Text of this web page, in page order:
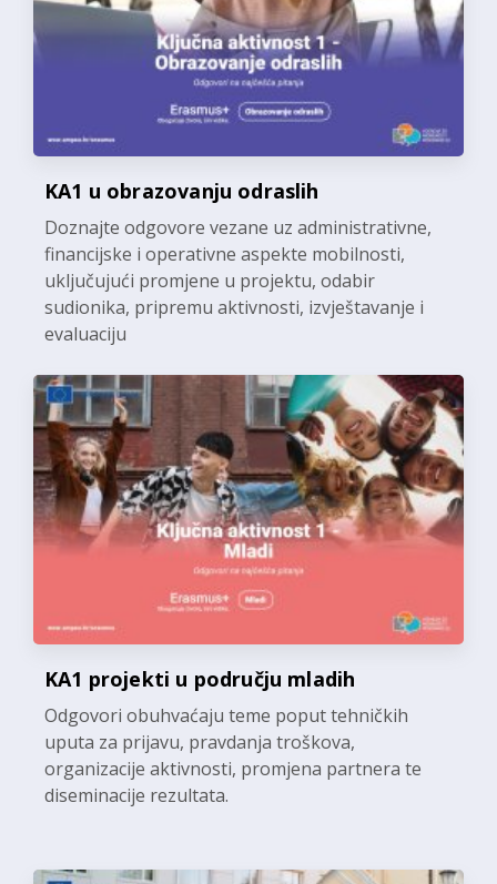
KA1 u obrazovanju odraslih
Doznajte odgovore vezane uz administrativne,
financijske i operativne aspekte mobilnosti,
uključujući promjene u projektu, odabir
sudionika, pripremu aktivnosti, izvještavanje i
evaluaciju
KA1 projekti u području mladih
Odgovori obuhvaćaju teme poput tehničkih
uputa za prijavu, pravdanja troškova,
organizacije aktivnosti, promjena partnera te
diseminacije rezultata.